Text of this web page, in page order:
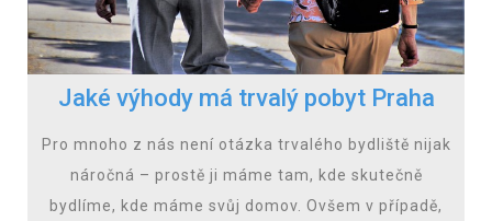
Jaké výhody má trvalý pobyt Praha
Pro mnoho z nás není otázka trvalého bydliště nijak
náročná – prostě ji máme tam, kde skutečně
bydlíme, kde máme svůj domov. Ovšem v případě,